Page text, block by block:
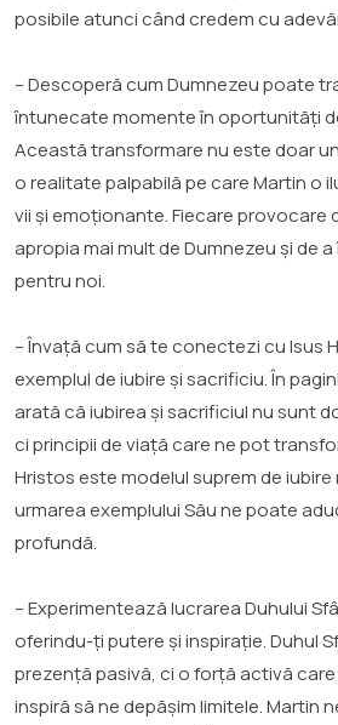
posibile atunci când credem cu
– Descoperă cum Dumnezeu poate
întunecate momente în oportunități
Această transformare nu este doar
o realitate palpabilă pe care Martin o
vii și emoționante. Fiecare provocare
apropia mai mult de Dumnezeu și de
pentru noi.
– Învață cum să te conectezi cu Isus
exemplul de iubire și sacrificiu. În
arată că iubirea și sacrificiul nu sunt
ci principii de viață care ne pot
Hristos este modelul suprem de
urmarea exemplului Său ne poate
profundă.
– Experimentează lucrarea Duhului
oferindu-ți putere și inspirație. Duhul
prezență pasivă, ci o forță activă care
inspiră să ne depășim limitele. Martin